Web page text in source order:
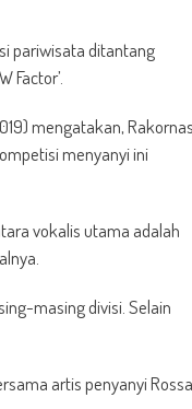
pariwisata ditantang
Factor’.
mengatakan,
menyanyi ini
vokalis utama adalah
masing divisi. Selain
artis penyanyi Rossa